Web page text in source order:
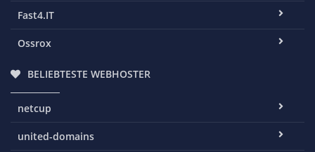
Fast4.IT
Ossrox
BELIEBTESTE WEBHOSTER
netcup
united-domains